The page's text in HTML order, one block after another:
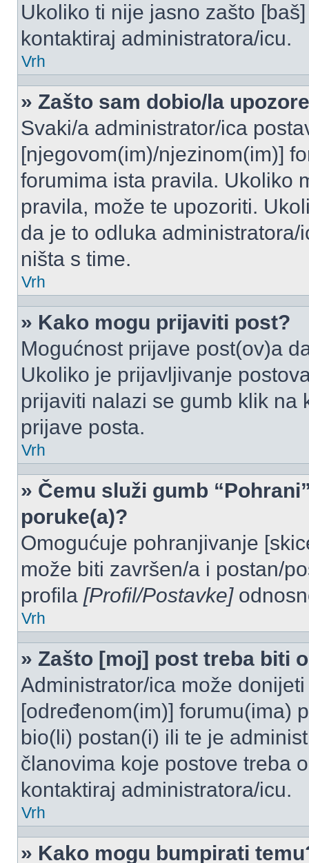
Ukoliko ti nije jasno zašto
kontaktiraj administratora/icu.
Vrh
» Zašto sam dobio/la
Svaki/a administrator/ica
[njegovom(im)/njezinom(im)]
forumima ista pravila. Ukoliko
pravila, može te upozoriti.
da je to odluka
ništa s time.
Vrh
» Kako mogu prijaviti post?
Mogućnost prijave post(ov)a
Ukoliko je prijavljivanje
prijaviti nalazi se gumb klik na
prijave posta.
Vrh
» Čemu služi gumb
poruke(a)?
Omogućuje pohranjivanje
može biti završen/a i postan/
profila [Profil/Postavke]
Vrh
» Zašto [moj] post treba biti
Administrator/ica može
[određenom(im)] forumu(ima)
bio(li) postan(i) ili te je
članovima koje postove treba
kontaktiraj administratora/icu.
Vrh
» Kako mogu bumpirati